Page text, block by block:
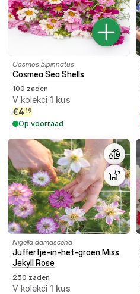
Cosmos bipinnatus
Cosmea Sea Shells
100 zaden
V kolekci 1 kus
€4 19
Op voorraad
Nigella damascena
Juffertje-in-het-groen Miss
Jekyll Rose
250 zaden
V kolekci 1 kus